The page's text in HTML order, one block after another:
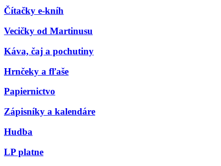
Čítačky e-kníh
Vecičky od Martinusu
Káva, čaj a pochutiny
Hrnčeky a fľaše
Papiernictvo
Zápisníky a kalendáre
Hudba
LP platne